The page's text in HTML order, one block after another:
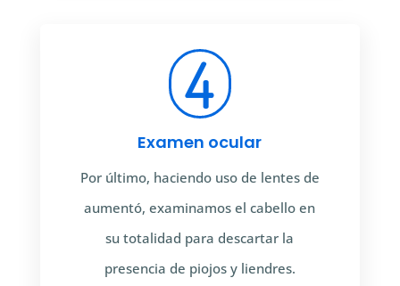
4
Examen ocular
Por último, haciendo uso de lentes de
aumentó, examinamos el cabello en
su totalidad para descartar la
presencia de piojos y liendres.